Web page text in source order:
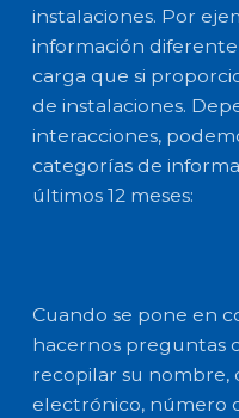
instalaciones. Por
información
carga que si
de instalaciones.
interacciones,
categorías de
últimos 12 meses:
Cuando se pone en
hacernos preguntas
recopilar su nombre,
electrónico, número